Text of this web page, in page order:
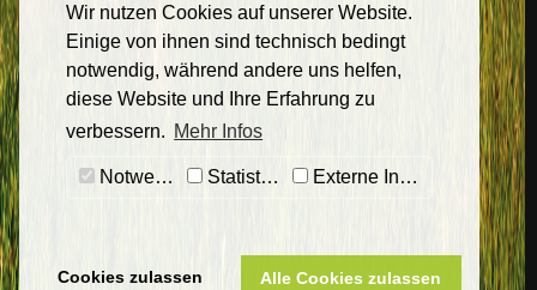
Wir nutzen Cookies auf unserer Website.
Einige von ihnen sind technisch bedingt
notwendig, während andere uns helfen,
diese Website und Ihre Erfahrung zu
verbessern. Mehr Infos
Notwendig Statistiken Externe Inhalte
Cookies zulassen Alle Cookies zulassen